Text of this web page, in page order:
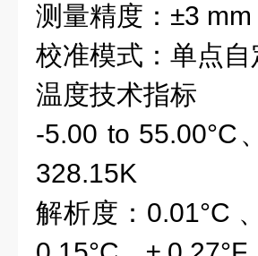
测量精度 ： ±3 mm
校准模式：单点
温度技术指标
-5.00 to 55.00°C
328.15K
解析度： 0.01°C